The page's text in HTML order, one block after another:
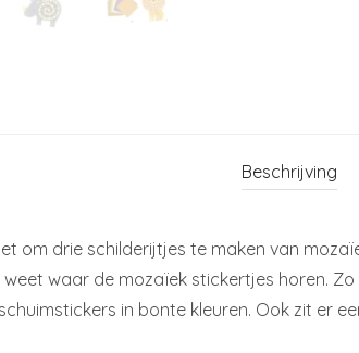
Beschrijving
om drie schilderijtjes te maken van
waar de mozaïek stickertjes horen.
in bonte kleuren. Ook zit er